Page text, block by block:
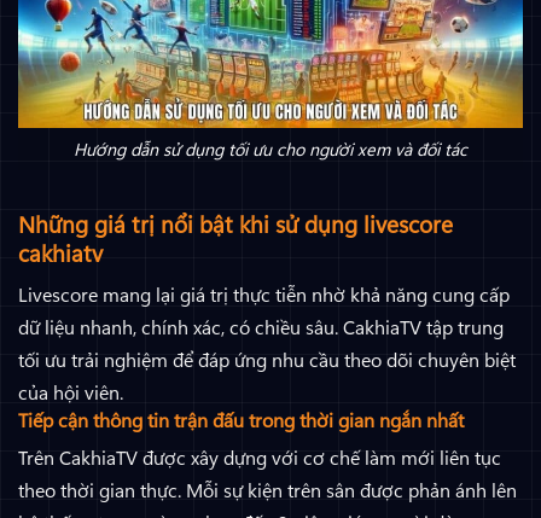
Hướng dẫn sử dụng tối ưu cho người xem và đối tác
Những giá trị nổi bật khi sử dụng livescore
cakhiatv
Livescore mang lại giá trị thực tiễn nhờ khả năng cung cấp
dữ liệu nhanh, chính xác, có chiều sâu. CakhiaTV tập trung
tối ưu trải nghiệm để đáp ứng nhu cầu theo dõi chuyên biệt
của hội viên.
Tiếp cận thông tin trận đấu trong thời gian ngắn nhất
Trên CakhiaTV được xây dựng với cơ chế làm mới liên tục
theo thời gian thực. Mỗi sự kiện trên sân được phản ánh lên